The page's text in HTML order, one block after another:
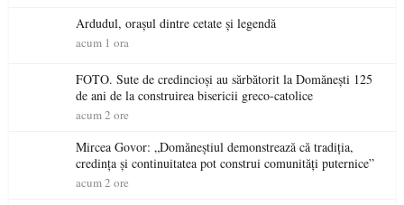
Ardudul, orașul dintre cetate și legendă
acum 1 ora
FOTO. Sute de credincioși au sărbătorit la Domănești 125
de ani de la construirea bisericii greco-catolice
acum 2 ore
Mircea Govor: „Domăneștiul demonstrează că tradiția,
credința și continuitatea pot construi comunități puternice”
acum 2 ore